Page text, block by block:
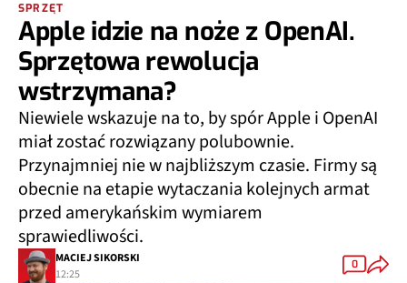
SPRZĘT
Apple idzie na noże z OpenAI.
Sprzętowa rewolucja
wstrzymana?
Niewiele wskazuje na to, by spór Apple i OpenAI
miał zostać rozwiązany polubownie.
Przynajmniej nie w najbliższym czasie. Firmy są
obecnie na etapie wytaczania kolejnych armat
przed amerykańskim wymiarem
sprawiedliwości.
MACIEJ SIKORSKI
12:25
0